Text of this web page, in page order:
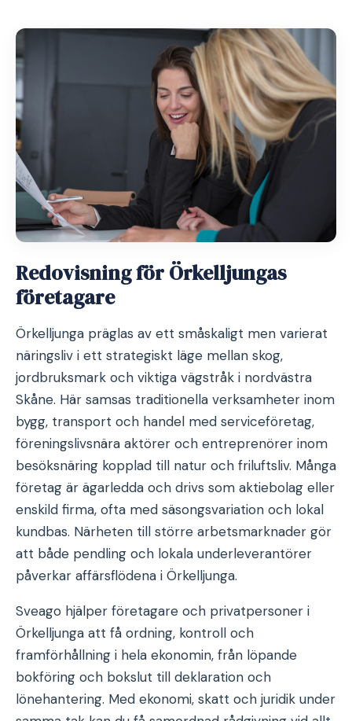
Redovisning för Örkelljungas
företagare
Örkelljunga präglas av ett småskaligt men varierat
näringsliv i ett strategiskt läge mellan skog,
jordbruksmark och viktiga vägstråk i nordvästra
Skåne. Här samsas traditionella verksamheter inom
bygg, transport och handel med serviceföretag,
föreningslivsnära aktörer och entreprenörer inom
besöksnäring kopplad till natur och friluftsliv. Många
företag är ägarledda och drivs som aktiebolag eller
enskild firma, ofta med säsongsvariation och lokal
kundbas. Närheten till större arbetsmarknader gör
att både pendling och lokala underleverantörer
påverkar affärsflödena i Örkelljunga.
Sveago hjälper företagare och privatpersoner i
Örkelljunga att få ordning, kontroll och
framförhållning i hela ekonomin, från löpande
bokföring och bokslut till deklaration och
lönehantering. Med ekonomi, skatt och juridik under